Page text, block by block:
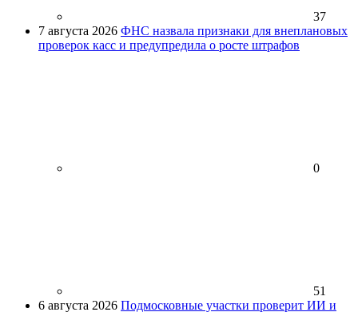
37
7 августа 2026 ФНС назвала признаки для внеплановых
проверок касс и предупредила о росте штрафов
0
51
6 августа 2026 Подмосковные участки проверит ИИ и